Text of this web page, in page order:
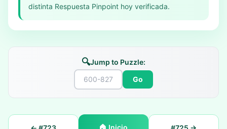
distinta Respuesta Pinpoint hoy verificada.
🔍Jump to Puzzle:
Go
🏠 Inicio